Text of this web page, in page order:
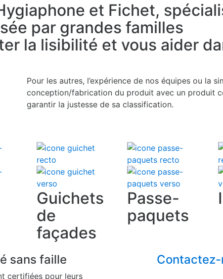
et Fichet,
par grandes familles
la lisibilité et vous aider
Pour les autres, l’expérience de nos équipes ou la
conception/fabrication du produit avec un produit
garantir la justesse de sa classification.
Guichets
de
façades
Passe-
paquets
sans faille
certifiées pour leurs
Contactez-